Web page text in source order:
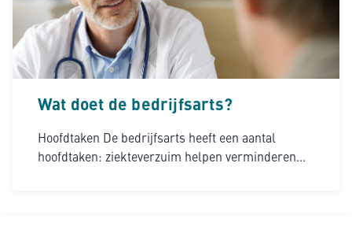
Wat doet de bedrijfsarts?
Hoofdtaken De bedrijfsarts heeft een aantal
hoofdtaken: ziekteverzuim helpen verminderen...